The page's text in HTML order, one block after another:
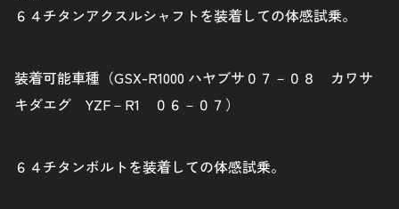
６４チタンアクスルシャフトを装着しての体感試乗。
装着可能車種（GSX-R1000 ハヤブサ０７－０８ カワサ
キダエグ YZF－R1 ０６－０７）
６４チタンボルトを装着しての体感試乗。